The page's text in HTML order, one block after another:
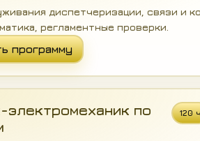
диспетчеризации, связи и
регламентные проверки.
программу
электромеханик по
120